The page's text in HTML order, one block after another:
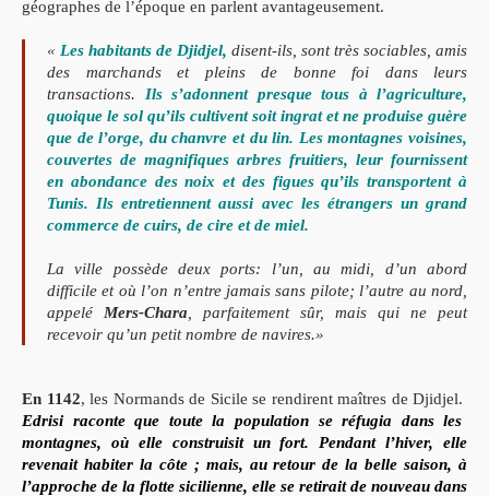
géographes de l’époque en parlent avantageusement.
« Les habitants de Djidjel, disent-ils, sont très sociables, amis
des marchands et pleins de bonne foi dans leurs
transactions. Ils s’adonnent presque tous à l’agriculture,
quoique le sol qu’ils cultivent soit ingrat et ne produise guère
que de l’orge, du chanvre et du lin. Les montagnes voisines,
couvertes de magnifiques arbres fruitiers, leur fournissent
en abondance des noix et des figuesqu’ils transportent à
Tunis. Ils entretiennent aussi avec les étrangers un grand
commerce de cuirs, de cire et de miel.
La ville possède deux ports: l’un, au midi, d’un abord
difficile et où l’on n’entre jamais sans pilote; l’autre au nord,
appelé
Mers-Chara
parfaitement sûr, mais qui ne peut
recevoir qu’un petit nombre de navires.»
En 1142, les Normands de Sicile se rendirent maîtres de Djidjel.
Edrisi raconte que toute la population se réfugia dans les
montagnes, où elle construisit un fort. Pendant l’hiver, elle
revenait habiter la côte ; mais, au retour de la belle saison, à
l’approche de la flotte sicilienne, elle se retirait de nouveau dans